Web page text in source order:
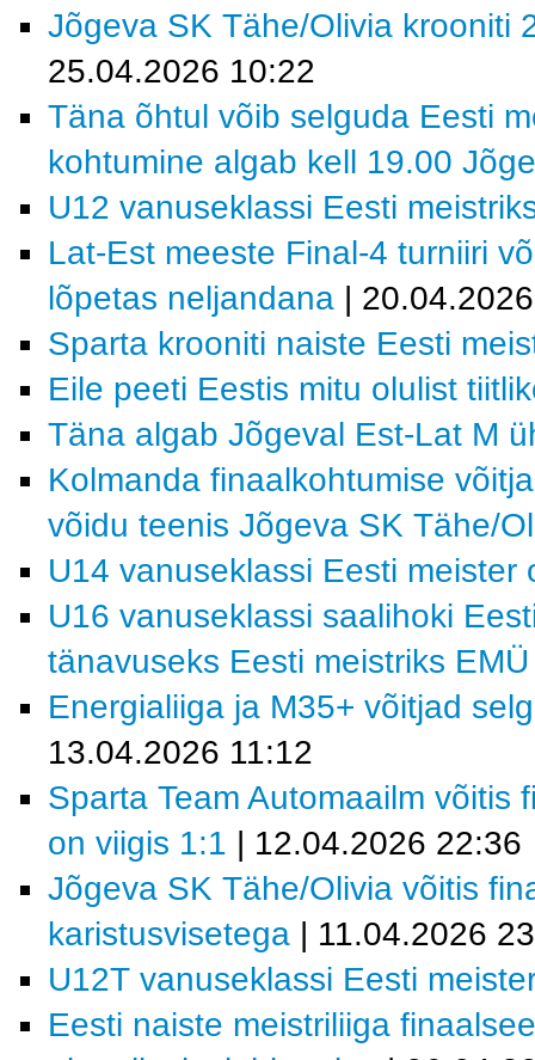
Jõgeva SK Tähe/Olivia krooniti
25.04.2026 10:22
Täna õhtul võib selguda Eesti
kohtumine algab kell 19.00
U12 vanuseklassi Eesti
Lat-Est meeste Final-4 turniiri
lõpetas neljandana |
Sparta krooniti naiste Eesti
Eile peeti Eestis mitu olulist
Täna algab Jõgeval Est-Lat M
Kolmanda finaalkohtumise
võidu teenis Jõgeva SK Tähe/
U14 vanuseklassi Eesti meister
U16 vanuseklassi saalihoki
tänavuseks Eesti meistriks
Energialiiga ja M35+ võitjad
13.04.2026 11:12
Sparta Team Automaailm võitis
on viigis 1:1 | 12.04.2026 22:36
Jõgeva SK Tähe/Olivia võitis
karistusvisetega | 11.04.2026
U12T vanuseklassi Eesti
Eesti naiste meistriliiga